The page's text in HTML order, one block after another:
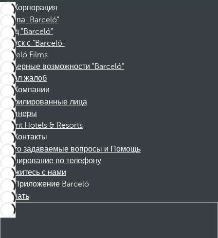
Корпорация
Группа "Barceló"
Фонд "Barceló"
Отпуск с "Barceló"
Barceló Films
Карьерные возможности "Barceló"
Канал жалоб
Компании
Аффилированные лица
Партнеры
Dorint Hotels & Resorts
Контакты
Часто задаваемые вопросы и Помощь
Бронирование по телефону
Свяжитесь с нами
Приложение Barceló
Скачать